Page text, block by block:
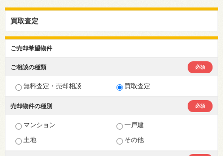
買取査定
ご売却希望物件
ご相談の種類 必須
無料査定・売却相談 買取査定
売却物件の種別 必須
マンション
一戸建
土地
その他